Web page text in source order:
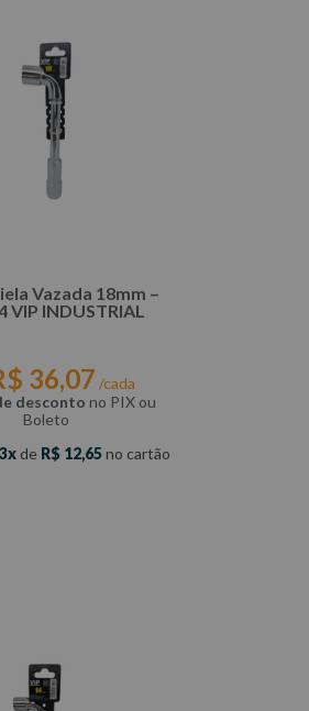
Vazada 18mm –
VIP INDUSTRIAL
36,07 /cada
desconto no PIX ou
Boleto
3 de R$ 12,65no cartão